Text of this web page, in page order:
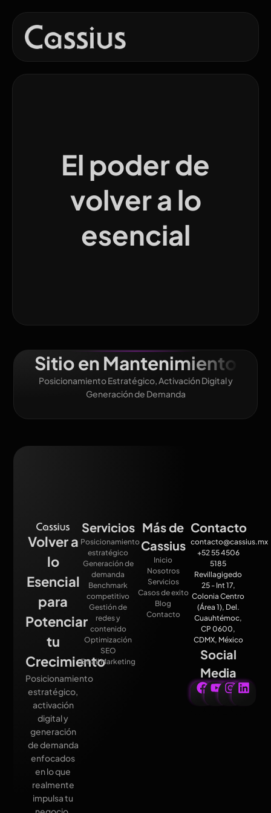
El poder de
volver a lo
esencial
Sitio en Mantenimiento
Posicionamiento Estratégico, Activación Digital y
Generación de Demanda
Volver a
lo
Esencial
para
Potenciar
tu
Crecimiento
Posicionamiento
estratégico,
activación
digital y
generación
de demanda
enfocados
en lo que
realmente
impulsa tu
Servicios
Posicionamiento
estratégico
Generación de
demanda
Benchmark
competitivo
Gestión de
redes y
contenido
Optimización
SEO
Email Marketing
Más de
Cassius
Inicio
Nosotros
Servicios
Casos de exito
Blog
Contacto
Contacto
contacto@cassius.mx
+52 55 4506
5185
Revillagigedo
25 - Int 17,
Colonia Centro
(Área 1), Del.
Cuauhtémoc,
CP 0600,
CDMX, México
Social
Media